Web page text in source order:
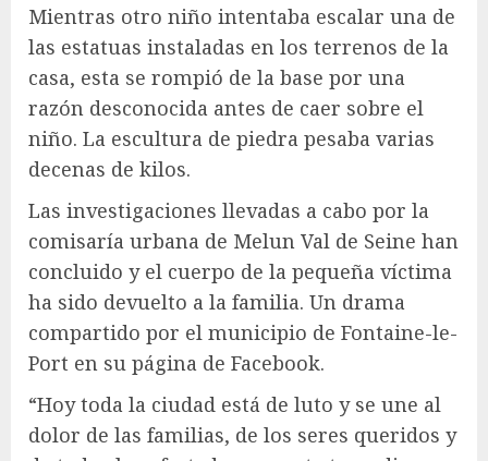
Mientras otro niño intentaba escalar una de
las estatuas instaladas en los terrenos de la
casa, esta se rompió de la base por una
razón desconocida antes de caer sobre el
niño. La escultura de piedra pesaba varias
decenas de kilos.
Las investigaciones llevadas a cabo por la
comisaría urbana de Melun Val de Seine han
concluido y el cuerpo de la pequeña víctima
ha sido devuelto a la familia. Un drama
compartido por el municipio de Fontaine-le-
Port en su página de Facebook.
“Hoy toda la ciudad está de luto y se une al
dolor de las familias, de los seres queridos y